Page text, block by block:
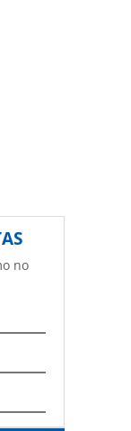
no